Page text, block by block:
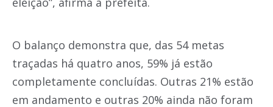
O balanço demonstra que, das 54 metas
traçadas há quatro anos, 59% já estão
completamente concluídas. Outras 21% estão
em andamento e outras 20% ainda não foram